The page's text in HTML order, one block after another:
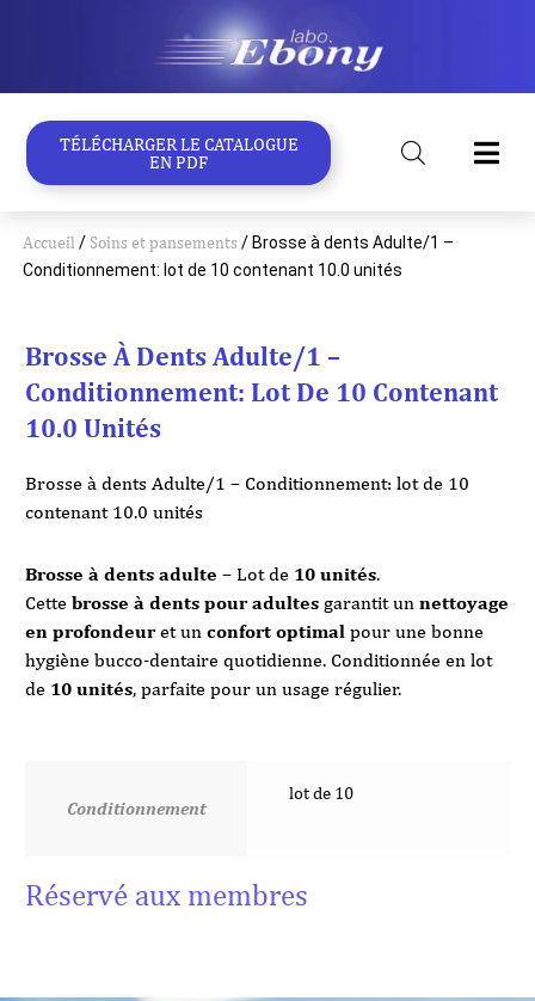
TÉLÉCHARGER LE CATALOGUE
EN PDF
Accueil / Soins et pansements / Brosse à dents Adulte/1 –
Conditionnement: lot de 10 contenant 10.0 unités
Brosse À Dents Adulte/1 –
Conditionnement: Lot De 10 Contenant
10.0 Unités
Brosse à dents Adulte/1 – Conditionnement: lot de 10
contenant 10.0 unités
Brosse à dents adulte – Lot de 10 unités.
Cette brosse à dents pour adultes garantit un nettoyage
en profondeuret un confort optimal pour une bonne
hygiène bucco-dentaire quotidienne. Conditionnée en lot
de 10 unités, parfaite pour un usage régulier.
Conditionnement
lot de 10
Réservé aux membres